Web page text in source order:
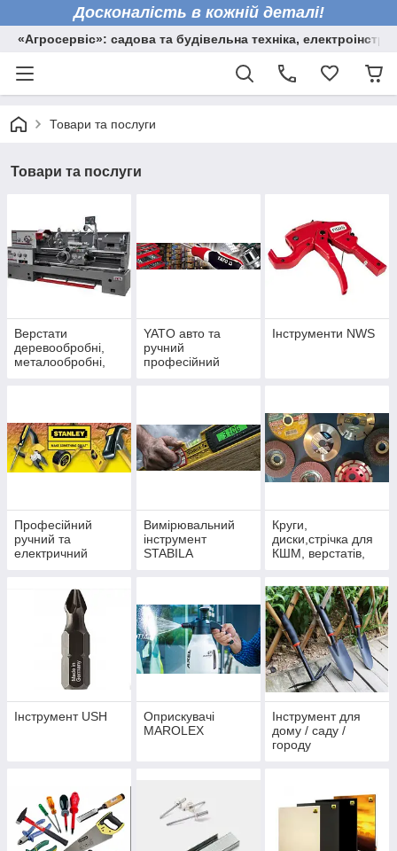
Досконалість в кожній деталі!
«Агросервіс»: садова та будівельна техніка,
Товари та послуги
Товари та послуги
Верстати
деревообробні,
металообробні,
YATO авто та
ручний
професійний
Інструменти NWS
Професійний
ручний та
електричний
Вимірювальний
інструмент
STABILA
Круги,
диски,стрічка для
КШМ, верстатів,
Інструмент USH
Оприскувачі
MAROLEX
Інструмент для
дому / саду /
городу